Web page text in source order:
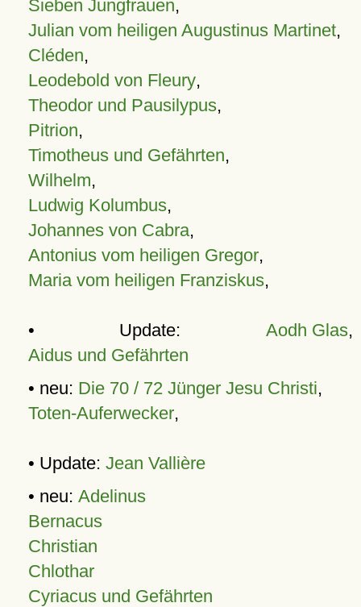
Sieben Jungfrauen,
Julian vom heiligen Augustinus Martinet,
Cléden,
Leodebold von Fleury,
Theodor und Pausilypus,
Pitrion,
Timotheus und Gefährten,
Wilhelm,
Ludwig Kolumbus,
Johannes von Cabra,
Antonius vom heiligen Gregor,
Maria vom heiligen Franziskus,
• Update: Aodh Glas,
Aidus und Gefährten
• neu: Die 70 / 72 Jünger Jesu Christi,
Toten-Auferwecker,
• Update: Jean Vallière
• neu: Adelinus
Bernacus
Christian
Chlothar
Cyriacus und Gefährten